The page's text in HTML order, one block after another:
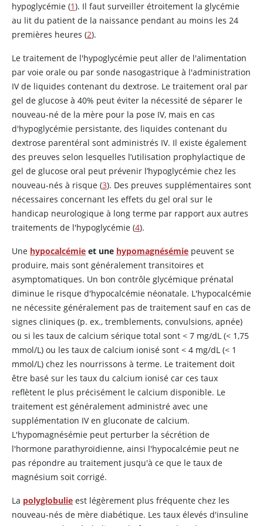
hypoglycémie (1). Il faut surveiller étroitement la glycémie
au lit du patient de la naissance pendant au moins les 24
premières heures (2).
Le traitement de l'hypoglycémie peut aller de l'alimentation
par voie orale ou par sonde nasogastrique à l'administration
IV de liquides contenant du dextrose. Le traitement oral par
gel de glucose à 40% peut éviter la nécessité de séparer le
nouveau-né de la mère pour la pose IV, mais en cas
d'hypoglycémie persistante, des liquides contenant du
dextrose parentéral sont administrés IV. Il existe également
des preuves selon lesquelles l’utilisation prophylactique de
gel de glucose oral peut prévenir l’hypoglycémie chez les
nouveau-nés à risque (3). Des preuves supplémentaires sont
nécessaires concernant les effets du gel oral sur le
handicap neurologique à long terme par rapport aux autres
traitements de l'hypoglycémie (4).
Une hypocalcémie et une hypomagnésémie peuvent se
produire, mais sont généralement transitoires et
asymptomatiques. Un bon contrôle glycémique prénatal
diminue le risque d'hypocalcémie néonatale. L'hypocalcémie
ne nécessite généralement pas de traitement sauf en cas de
signes cliniques (p. ex., tremblements, convulsions, apnée)
ou si les taux de calcium sérique total sont < 7 mg/dL (< 1,75
mmol/L) ou les taux de calcium ionisé sont < 4 mg/dL (< 1
mmol/L) chez les nourrissons à terme. Le traitement doit
être basé sur les taux du calcium ionisé car ces taux
reflètent le plus précisément le calcium disponible. Le
traitement est généralement administré avec une
supplémentation IV en gluconate de calcium.
L'hypomagnésémie peut perturber la sécrétion de
l'hormone parathyroïdienne, ainsi l'hypocalcémie peut ne
pas répondre au traitement jusqu'à ce que le taux de
magnésium soit corrigé.
La polyglobulie est légèrement plus fréquente chez les
nouveau-nés de mère diabétique. Les taux élevés d'insuline